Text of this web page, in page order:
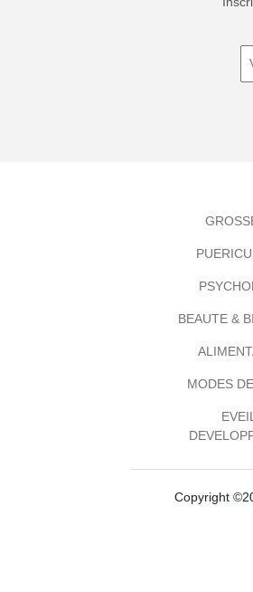
BEAUTE &
MODES
Copyright